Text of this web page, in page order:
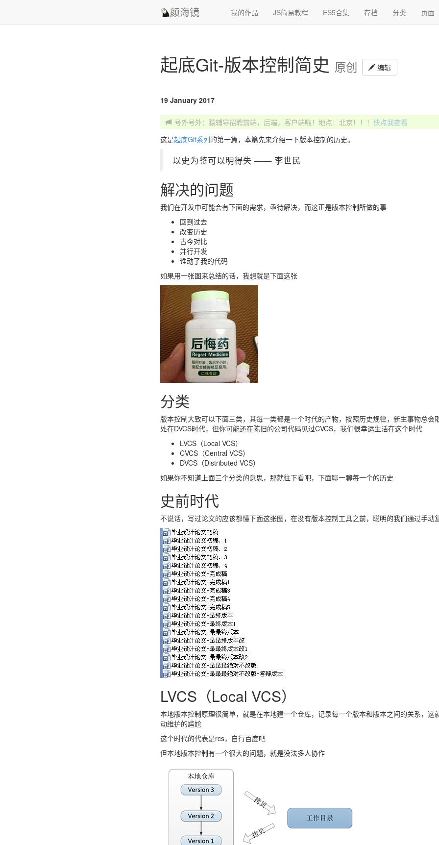
颜海镜 我的作品 JS简易教程 ES5合集 存档 分类 页面
起底Git-版本控制简史 原创 编辑
19 January 2017
号外号外：猿辅导招聘前端，后端，客户端啦！地点：北京！！！ 快点我查看
这是起底Git系列的第一篇，本篇先来介绍一下版本控制的历史。
以史为鉴可以明得失 —— 李世民
解决的问题
我们在开发中可能会有下面的需求，亟待解决，而这正是版本控制所做的事
回到过去
改变历史
古今对比
并行开发
谁动了我的代码
如果用一张图来总结的话，我想就是下面这张
分类
版本控制大致可以下面三类，其每一类都是一个时代的产物，按照历史规律，新生事物总会
处在DVCS时代，但你可能还在陈旧的公司代码见过CVCS，我们很幸运生活在这个时代
LVCS（Local VCS）
CVCS（Central VCS）
DVCS（Distributed VCS）
如果你不知道上面三个分类的意思，那就往下看吧，下面聊一聊每一个的历史
史前时代
不说话，写过论文的应该都懂下面这张图，在没有版本控制工具之前，聪明的我们通过手动
LVCS（Local VCS）
本地版本控制原理很简单，就是在本地建一个仓库，记录每一个版本和版本之间的关系，这
动维护的尴尬
这个时代的代表是rcs，自行百度吧
但本地版本控制有一个很大的问题，就是没法多人协作